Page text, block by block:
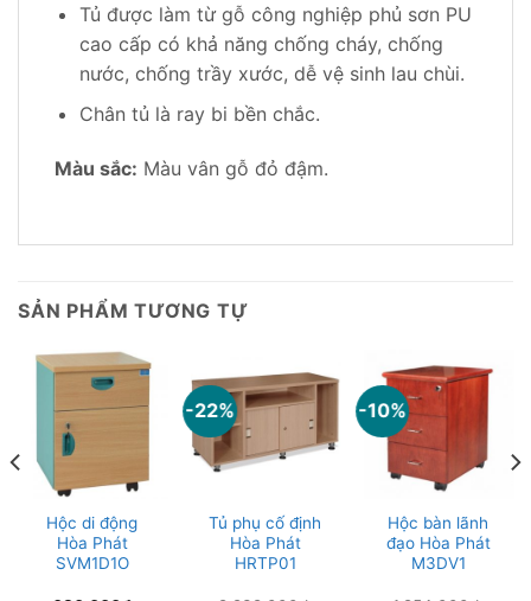
Tủ được làm từ gỗ công nghiệp phủ sơn PU
cao cấp có khả năng chống cháy, chống
nước, chống trầy xước, dễ vệ sinh lau chùi.
Chân tủ là ray bi bền chắc.
Màu sắc: Màu vân gỗ đỏ đậm.
SẢN PHẨM TƯƠNG TỰ
Hộc di động
Hòa Phát
SVM1D1O
-22%
Tủ phụ cố định
Hòa Phát
HRTP01
-10%
Hộc bàn lãnh
đạo Hòa Phát
M3DV1